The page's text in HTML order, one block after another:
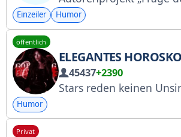
Einzeiler Humor
öffentlich
ELEGANTES
45437+2390
Stars reden keinen Unsinn! Inhaber: @qorgie (Werbung) Manager: @vellsvi (kein anderer!) Werbung im Teleshopping-Portal
Humor
Privat